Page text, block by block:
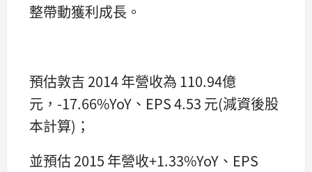
整帶動獲利成長。
預估敦吉 2014 年營收為 110.94億
元，-17.66%YoY、EPS 4.53 元(減資後股
本計算)；
並預估 2015 年營收+1.33%YoY、EPS